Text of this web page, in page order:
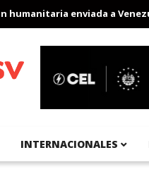
enviada a Venezuela
INTERNACIONALES